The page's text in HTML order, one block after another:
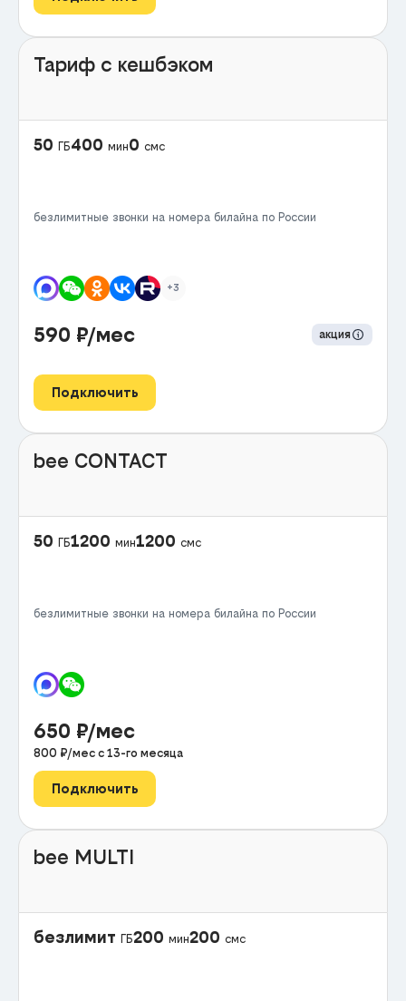
Тариф с кешбэком
50 ГБ400 мин0 смс
безлимитные звонки на номера билайна по России
+3
590 ₽/мес акция
Подключить
bee CONTACT
50 ГБ1200 мин1200 смс
безлимитные звонки на номера билайна по России
650 ₽/мес
800 ₽/мес с 13-го месяца
Подключить
bee MULTI
безлимит ГБ200 мин200 смс